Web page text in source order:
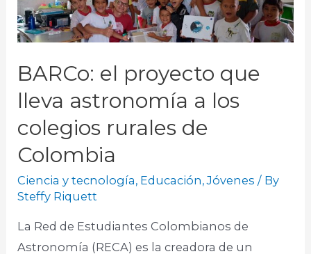
BARCo: el proyecto que
lleva astronomía a los
colegios rurales de
Colombia
Ciencia y tecnología, Educación,Jóvenes / By
Steffy Riquett
La Red de Estudiantes Colombianos de
Astronomía (RECA) es la creadora de un